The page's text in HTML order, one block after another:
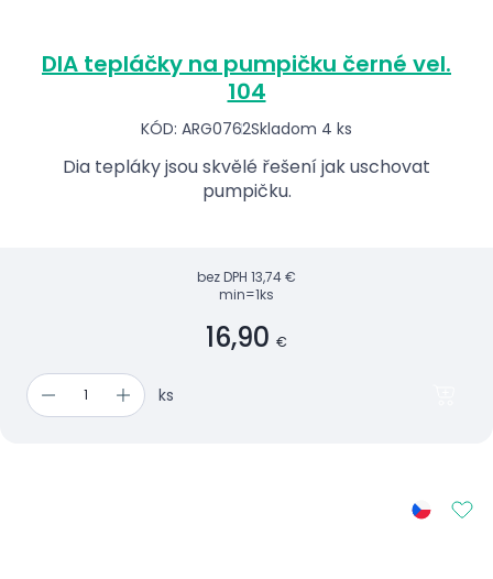
DIA tepláčky na pumpičku černé vel.
104
KÓD: ARG0762Skladom 4 ks
Dia tepláky jsou skvělé řešení jak uschovat
pumpičku.
bez DPH 13,74 €
min=1ks
16,90 €
ks